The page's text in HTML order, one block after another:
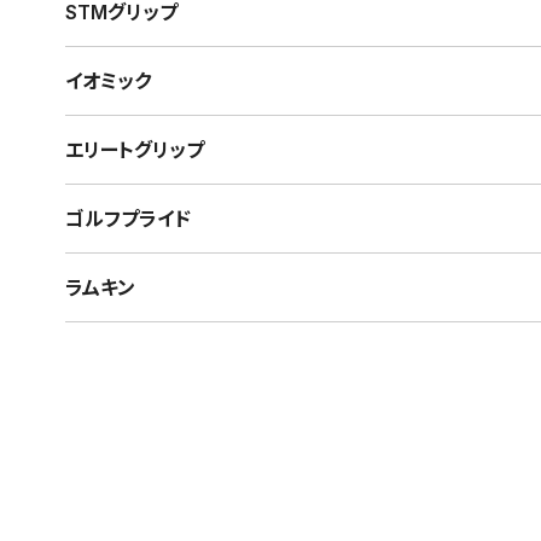
STMグリップ
イオミック
エリートグリップ
ゴルフプライド
ラムキン